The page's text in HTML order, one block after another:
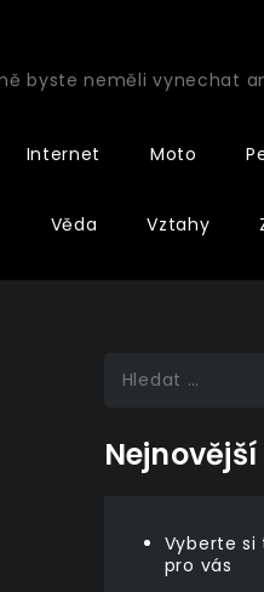
byste neměli vynechat
Internet Moto
Věda Vztahy
Vyhledávání
Vyberte si
pro vás